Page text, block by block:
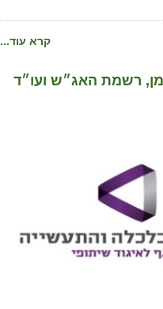
קרא עוד...
רשמת האג״ש ועו״ד